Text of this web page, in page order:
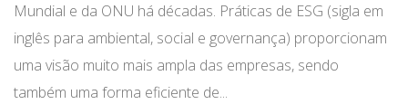
Mundial e da ONU há décadas. Práticas de ESG (sigla em
inglês para ambiental, social e governança) proporcionam
uma visão muito mais ampla das empresas, sendo
também uma forma eficiente de...